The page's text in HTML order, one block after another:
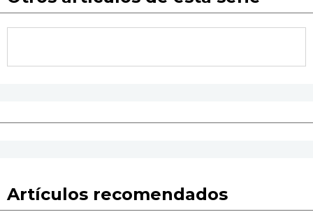
Artículos recomendados